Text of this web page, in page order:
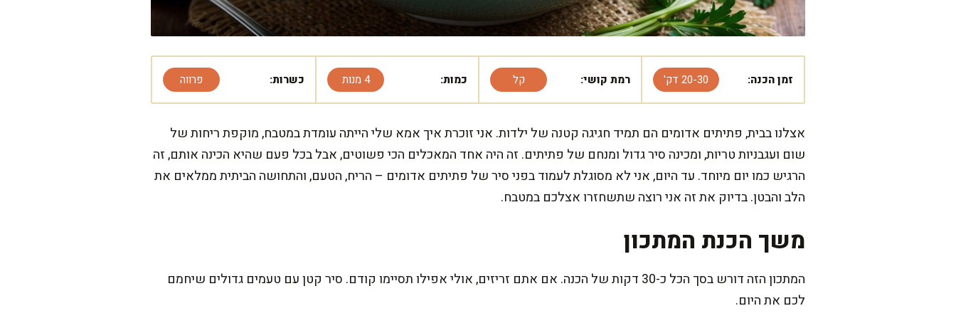
זמן הכנה: 20-30 דק' רמת קושי: קל כמות: 4 מנות כשרות: פרווה
אצלנו בבית, פתיתים אדומים הם תמיד חגיגה קטנה של ילדות. אני זוכרת איך אמא שלי הייתה עומדת במטבח, מוקפת ריחות של
שום ועגבניות טריות, ומכינה סיר גדול ומנחם של פתיתים. זה היה אחד המאכלים הכי פשוטים, אבל בכל פעם שהיא הכינה אותם, זה
הרגיש כמו יום מיוחד. עד היום, אני לא מסוגלת לעמוד בפני סיר של פתיתים אדומים – הריח, הטעם, והתחושה הביתית ממלאים את
הלב והבטן. בדיוק את זה אני רוצה שתשחזרו אצלכם במטבח.
משך הכנת המתכון
המתכון הזה דורש בסך הכל כ-30 דקות של הכנה. אם אתם זריזים, אולי אפילו תסיימו קודם. סיר קטן עם טעמים גדולים שיחמם
לכם את היום.